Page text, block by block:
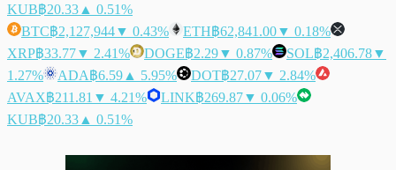
KUB฿20.33 ▲ 0.51%
BTC฿2,127,944▼ 0.43% ETH฿62,841.00▼ 0.18%
XRP฿33.77▼ 2.41% DOGE฿2.29▼ 0.87% SOL฿2,406.78▼
1.27%
ADA฿6.59 ▲ 5.95% DOT฿27.07▼ 2.84%
AVAX฿211.81 ▼ 4.21% LINK฿269.87▼ 0.06%
KUB฿20.33 ▲ 0.51%